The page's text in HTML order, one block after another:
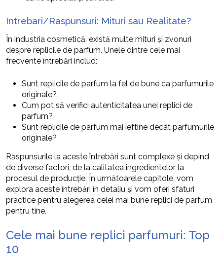
Intrebari/Raspunsuri: Mituri sau Realitate?
În industria cosmetică, există multe mituri și zvonuri
despre replicile de parfum. Unele dintre cele mai
frecvente întrebări includ:
Sunt replicile de parfum la fel de bune ca parfumurile
originale?
Cum pot să verifici autenticitatea unei replici de
parfum?
Sunt replicile de parfum mai ieftine decât parfumurile
originale?
Răspunsurile la aceste întrebări sunt complexe și depind
de diverse factori, de la calitatea ingredientelor la
procesul de producție. În următoarele capitole, vom
explora aceste întrebări în detaliu și vom oferi sfaturi
practice pentru alegerea celei mai bune replici de parfum
pentru tine.
Cele mai bune replici parfumuri: Top
10